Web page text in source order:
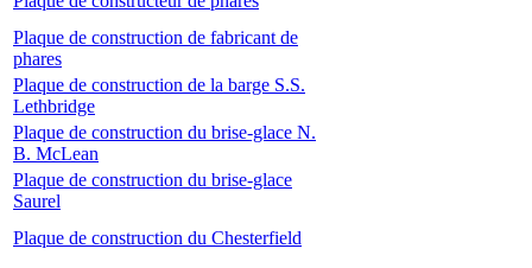
Plaque de construction de fabricant de
phares
Plaque de construction de la barge S.S.
Lethbridge
Plaque de construction du brise-glace N.
B. McLean
Plaque de construction du brise-glace
Saurel
Plaque de construction du Chesterfield